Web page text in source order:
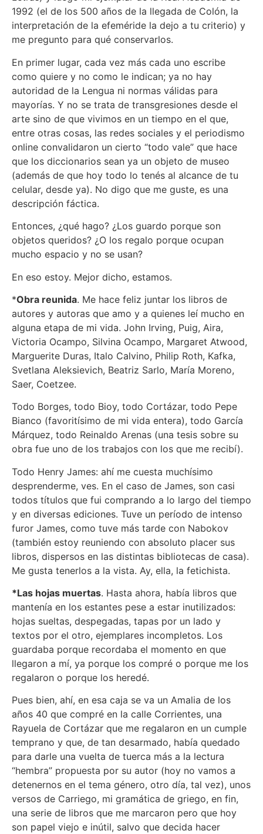
1992 (el de los 500 años de la llegada de Colón, la
interpretación de la efeméride la dejo a tu criterio) y
me pregunto para qué conservarlos.
En primer lugar, cada vez más cada uno escribe
como quiere y no como le indican; ya no hay
autoridad de la Lengua ni normas válidas para
mayorías. Y no se trata de transgresiones desde el
arte sino de que vivimos en un tiempo en el que,
entre otras cosas, las redes sociales y el periodismo
online convalidaron un cierto “todo vale” que hace
que los diccionarios sean ya un objeto de museo
(además de que hoy todo lo tenés al alcance de tu
celular, desde ya). No digo que me guste, es una
descripción fáctica.
Entonces, ¿qué hago? ¿Los guardo porque son
objetos queridos? ¿O los regalo porque ocupan
mucho espacio y no se usan?
En eso estoy. Mejor dicho, estamos.
*Obra reunida. Me hace feliz juntar los libros de
autores y autoras que amo y a quienes leí mucho en
alguna etapa de mi vida. John Irving, Puig, Aira,
Victoria Ocampo, Silvina Ocampo, Margaret Atwood,
Marguerite Duras, Italo Calvino, Philip Roth, Kafka,
Svetlana Aleksievich, Beatriz Sarlo, María Moreno,
Saer, Coetzee.
Todo Borges, todo Bioy, todo Cortázar, todo Pepe
Bianco (favoritísimo de mi vida entera), todo García
Márquez, todo Reinaldo Arenas (una tesis sobre su
obra fue uno de los trabajos con los que me recibí).
Todo Henry James: ahí me cuesta muchísimo
desprenderme, ves. En el caso de James, son casi
todos títulos que fui comprando a lo largo del tiempo
y en diversas ediciones. Tuve un período de intenso
furor James, como tuve más tarde con Nabokov
(también estoy reuniendo con absoluto placer sus
libros, dispersos en las distintas bibliotecas de casa).
Me gusta tenerlos a la vista. Ay, ella, la fetichista.
*Las hojas muertas. Hasta ahora, había libros que
mantenía en los estantes pese a estar inutilizados:
hojas sueltas, despegadas, tapas por un lado y
textos por el otro, ejemplares incompletos. Los
guardaba porque recordaba el momento en que
llegaron a mí, ya porque los compré o porque me los
regalaron o porque los heredé.
Pues bien, ahí, en esa caja se va un Amalia de los
años 40 que compré en la calle Corrientes, una
Rayuela de Cortázar que me regalaron en un cumple
temprano y que, de tan desarmado, había quedado
para darle una vuelta de tuerca más a la lectura
“hembra” propuesta por su autor (hoy no vamos a
detenernos en el tema género, otro día, tal vez), unos
versos de Carriego, mi gramática de griego, en fin,
una serie de libros que me marcaron pero que hoy
son papel viejo e inútil, salvo que decida hacer